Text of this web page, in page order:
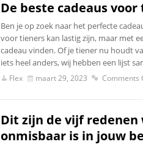
De beste cadeaus
Ben je op zoek naar het perfecte
voor tieners kan lastig zijn, maar met
cadeau vinden. Of je tiener nu houdt
iets heel anders, wij hebben een lijst
Flex maart 29, 2023 Comments
Dit zijn de vijf
onmisbaar is in jouw